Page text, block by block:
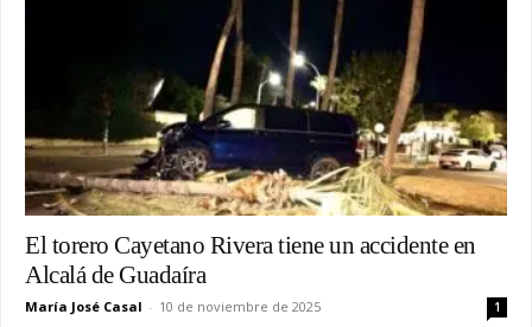
El torero Cayetano Rivera tiene un accidente en
Alcalá de Guadaíra
María José Casal - 10 de noviembre de 2025 1